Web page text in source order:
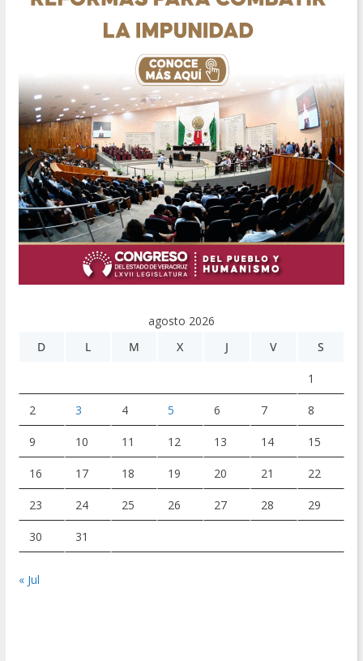
agosto 2026
D
L M X J V S
1
2 3 4 5 6 7 8
9 10 11 12 13 14 15
16 17 18 19 20 21 22
23 24 25 26 27 28 29
30 31
« Jul